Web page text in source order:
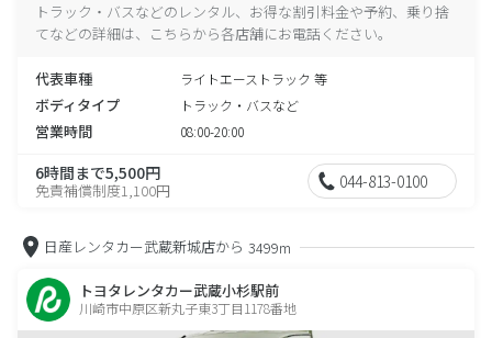
トラック・バスなどのレンタル、お得な割引料金や予約、乗り捨
てなどの詳細は、こちらから各店舗にお電話ください。
代表車種 ライトエーストラック 等
ボディタイプ トラック・バスなど
営業時間 08:00-20:00
6時間まで5,500円
免責補償制度1,100円 044-813-0100
日産レンタカー武蔵新城店から 3499m
トヨタレンタカー武蔵小杉駅前
川崎市中原区新丸子東3丁目1178番地